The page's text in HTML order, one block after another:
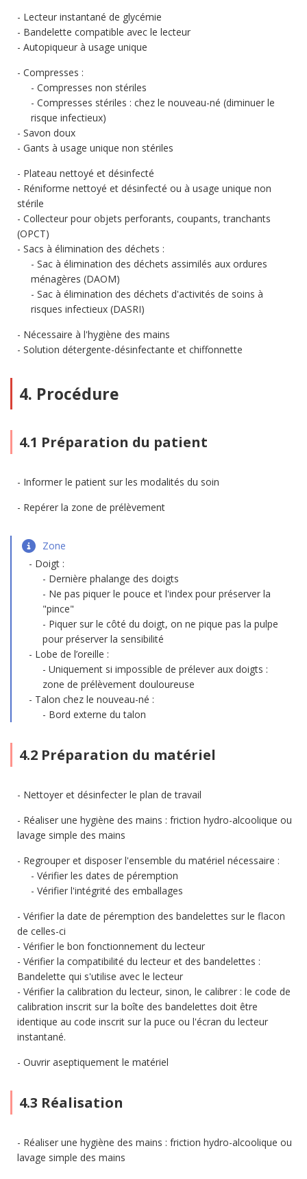
Lecteur instantané de glycémie
Bandelette compatible avec le lecteur
Autopiqueur à usage unique
Compresses :
Compresses non stériles
Compresses stériles : chez le nouveau-né (diminuer le
risque infectieux)
Savon doux
Gants à usage unique non stériles
Plateau nettoyé et désinfecté
Réniforme nettoyé et désinfecté ou à usage unique non
stérile
Collecteur pour objets perforants, coupants, tranchants
(OPCT)
Sacs à élimination des déchets :
Sac à élimination des déchets assimilés aux ordures
ménagères (DAOM)
Sac à élimination des déchets d'activités de soins à
risques infectieux (DASRI)
Nécessaire à l'hygiène des mains
Solution détergente-désinfectante et chiffonnette
4. Procédure
4.1 Préparation du patient
Informer le patient sur les modalités du soin
Repérer la zone de prélèvement
Zone
Doigt :
Dernière phalange des doigts
Ne pas piquer le pouce et l'index pour préserver la
"pince"
Piquer sur le côté du doigt, on ne pique pas la pulpe
pour préserver la sensibilité
Lobe de l’oreille :
Uniquement si impossible de prélever aux doigts :
zone de prélèvement douloureuse
Talon chez le nouveau-né :
Bord externe du talon
4.2 Préparation du matériel
Nettoyer et désinfecter le plan de travail
Réaliser une hygiène des mains : friction hydro-alcoolique ou
lavage simple des mains
Regrouper et disposer l'ensemble du matériel nécessaire :
Vérifier les dates de péremption
Vérifier l'intégrité des emballages
Vérifier la date de péremption des bandelettes sur le flacon
de celles-ci
Vérifier le bon fonctionnement du lecteur
Vérifier la compatibilité du lecteur et des bandelettes :
Bandelette qui s'utilise avec le lecteur
Vérifier la calibration du lecteur, sinon, le calibrer : le code de
calibration inscrit sur la boîte des bandelettes doit être
identique au code inscrit sur la puce ou l'écran du lecteur
instantané.
Ouvrir aseptiquement le matériel
4.3 Réalisation
Réaliser une hygiène des mains : friction hydro-alcoolique ou
lavage simple des mains